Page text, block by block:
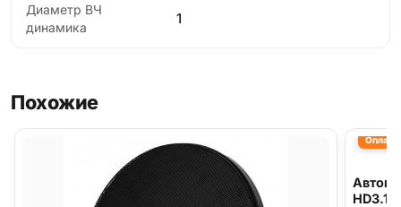
Диаметр ВЧ
динамика
1
Похожие
Оплата
HD3.1